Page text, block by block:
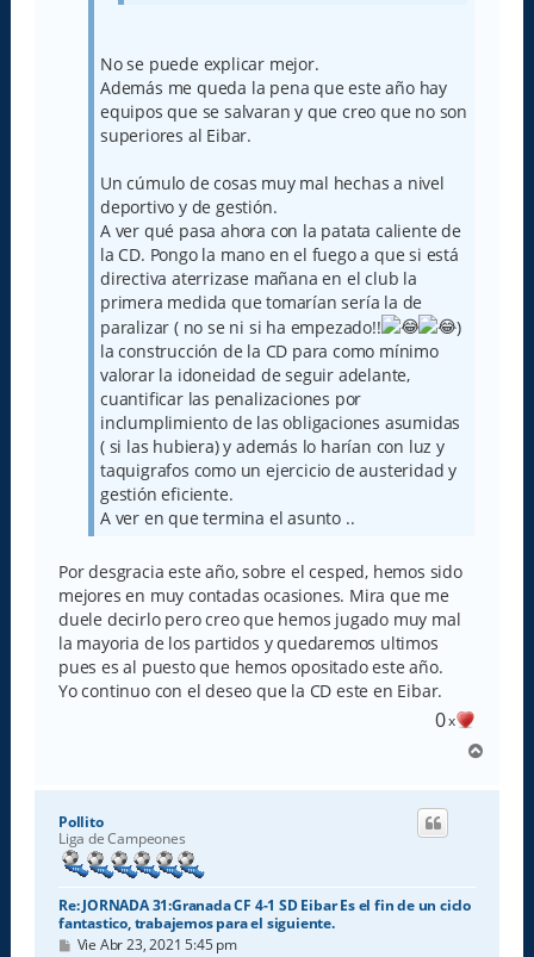
No se puede explicar mejor.
Además me queda la pena que este año hay
equipos que se salvaran y que creo que no son
superiores al Eibar.
Un cúmulo de cosas muy mal hechas a nivel
deportivo y de gestión.
A ver qué pasa ahora con la patata caliente de
la CD. Pongo la mano en el fuego a que si está
directiva aterrizase mañana en el club la
primera medida que tomarían sería la de
paralizar ( no se ni si ha empezado!!
)
la construcción de la CD para como mínimo
valorar la idoneidad de seguir adelante,
cuantificar las penalizaciones por
inclumplimiento de las obligaciones asumidas
( si las hubiera) y además lo harían con luz y
taquigrafos como un ejercicio de austeridad y
gestión eficiente.
A ver en que termina el asunto ..
Por desgracia este año, sobre el cesped, hemos sido
mejores en muy contadas ocasiones. Mira que me
duele decirlo pero creo que hemos jugado muy mal
la mayoria de los partidos y quedaremos ultimos
pues es al puesto que hemos opositado este año.
Yo continuo con el deseo que la CD este en Eibar.
0x
r
Pollito
Liga de Campeones
Re: JORNADA 31:Granada CF 4-1 SD Eibar Es el fin de un ciclo
fantastico, trabajemos para el siguiente.
M
Vie Abr 23, 2021 5:45 pm